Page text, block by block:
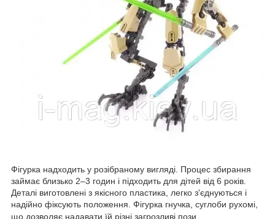
Фігурка надходить у розібраному вигляді. Процес збирання
займає близько 2–3 годин і підходить для дітей від 6 років.
Деталі виготовлені з якісного пластика, легко з'єднуються і
надійно фіксують положення. Фігурка гнучка, суглоби рухомі,
що дозволяє надавати їй різні загрозливі пози.